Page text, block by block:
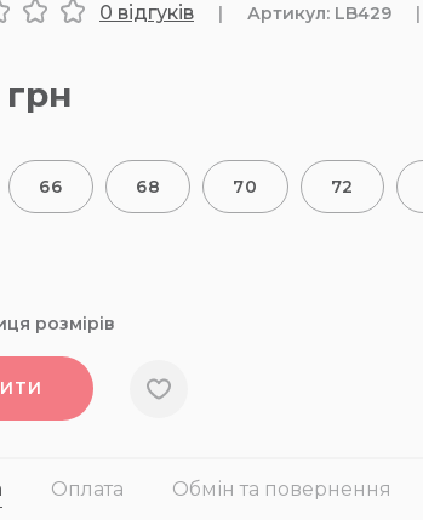
0 відгуків | Артикул: LB429 |
грн
66 68 70 72
розмірів
Оплата Обмін та повернення